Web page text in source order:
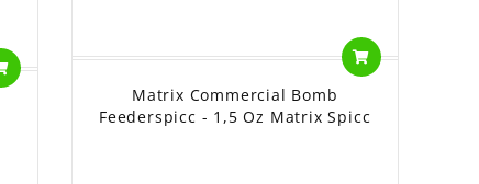
Matrix Commercial Bomb
Feederspicc - 1,5 Oz Matrix Spicc